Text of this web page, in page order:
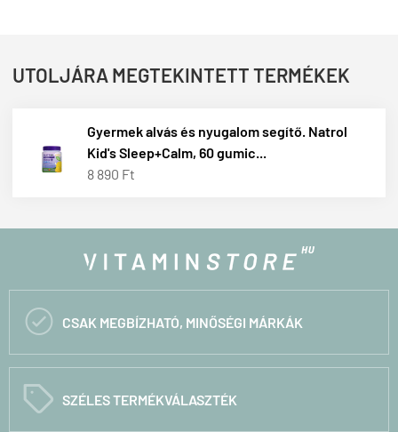
UTOLJÁRA MEGTEKINTETT TERMÉKEK
Gyermek alvás és nyugalom segítő. Natrol
Kid's Sleep+Calm, 60 gumic...
8 890 Ft
 CSAK MEGBÍZHATÓ, MINŐSÉGI MÁRKÁK
C SZÉLES TERMÉKVÁLASZTÉK